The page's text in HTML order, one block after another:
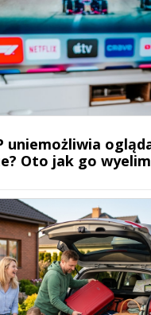
uniemożliwia
Oto jak go